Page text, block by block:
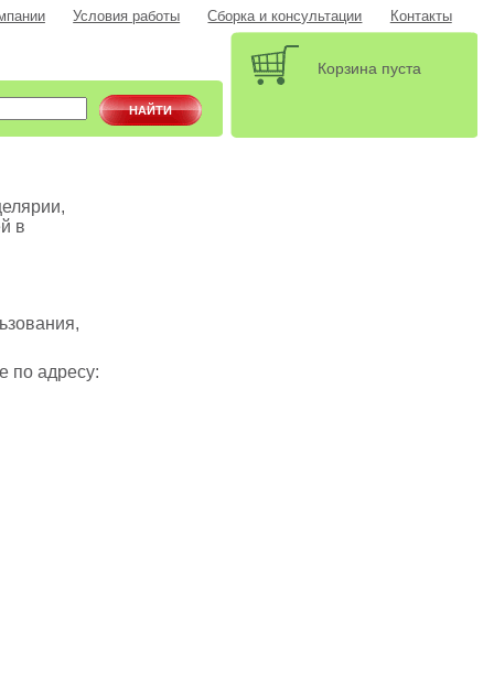
Условия работы Сборка и консультации Контакты
Корзина пуста
в
по адресу: